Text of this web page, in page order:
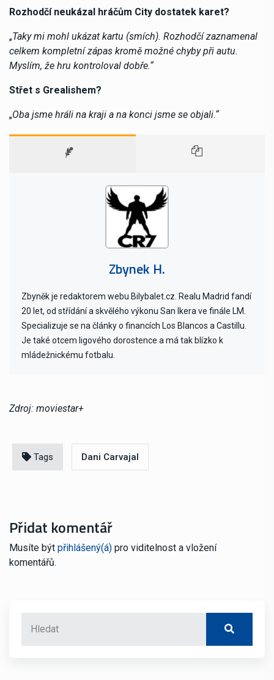
Rozhodčí neukázal hráčům City dostatek karet?
„Taky mi mohl ukázat kartu (smích). Rozhodčí zaznamenal
celkem kompletní zápas kromě možné chyby při autu.
Myslím, že hru kontroloval dobře.“
Střet s Grealishem?
„Oba jsme hráli na kraji a na konci jsme se objali.“
Zbynek H.
Zbyněk je redaktorem webu Bilybalet.cz. Realu Madrid fandí
20 let, od střídání a skvělého výkonu San Ikera ve finále LM.
Specializuje se na články o financích Los Blancos a Castillu.
Je také otcem ligového dorostence a má tak blízko k
mládežnickému fotbalu.
Zdroj: moviestar+
Tags Dani Carvajal
Přidat komentář
Musíte být přihlášený(á) pro viditelnost a vložení
komentářů.